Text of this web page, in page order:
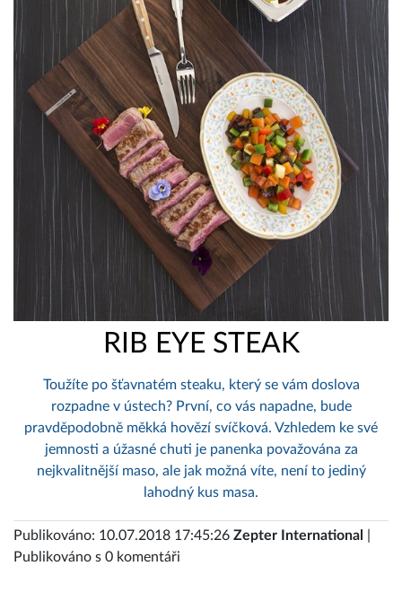
RIB EYE STEAK
Toužíte po šťavnatém steaku, který se vám doslova
rozpadne v ústech? První, co vás napadne, bude
pravděpodobně měkká hovězí svíčková. Vzhledem ke své
jemnosti a úžasné chuti je panenka považována za
nejkvalitnější maso, ale jak možná víte, není to jediný
lahodný kus masa.
Publikováno: 10.07.2018 17:45:26 Zepter International
Publikováno s 0 komentáři